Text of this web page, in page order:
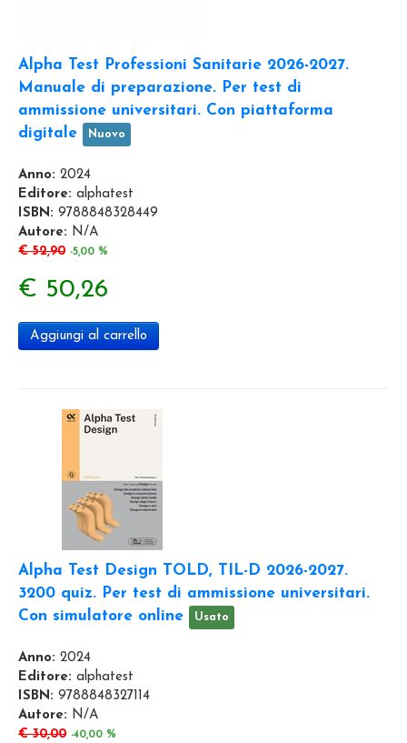
Alpha Test Professioni Sanitarie 2026-2027.
Manuale di preparazione. Per test di
ammissione universitari. Con piattaforma
digitale
Nuovo
Anno: 2024
Editore: alphatest
ISBN: 9788848328449
Autore: N/A
€ 52,90 -5,00 %
€ 50,26
Aggiungi al carrello
Alpha Test Design TOLD, TIL-D 2026-2027.
3200 quiz. Per test di ammissione universitari.
Con simulatore online
Usato
Anno: 2024
Editore: alphatest
ISBN: 9788848327114
Autore: N/A
€ 30,00 -40,00 %